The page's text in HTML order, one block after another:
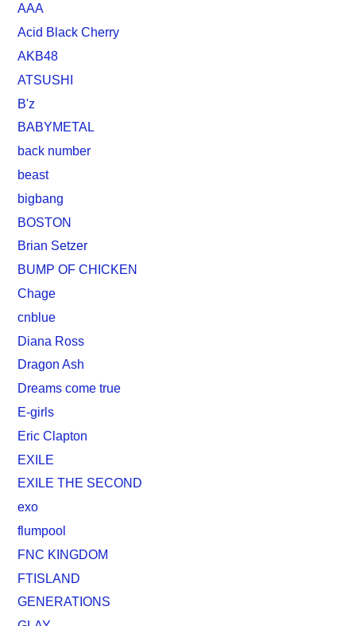
AAA
Acid Black Cherry
AKB48
ATSUSHI
B'z
BABYMETAL
back number
beast
bigbang
BOSTON
Brian Setzer
BUMP OF CHICKEN
Chage
cnblue
Diana Ross
Dragon Ash
Dreams come true
E-girls
Eric Clapton
EXILE
EXILE THE SECOND
exo
flumpool
FNC KINGDOM
FTISLAND
GENERATIONS